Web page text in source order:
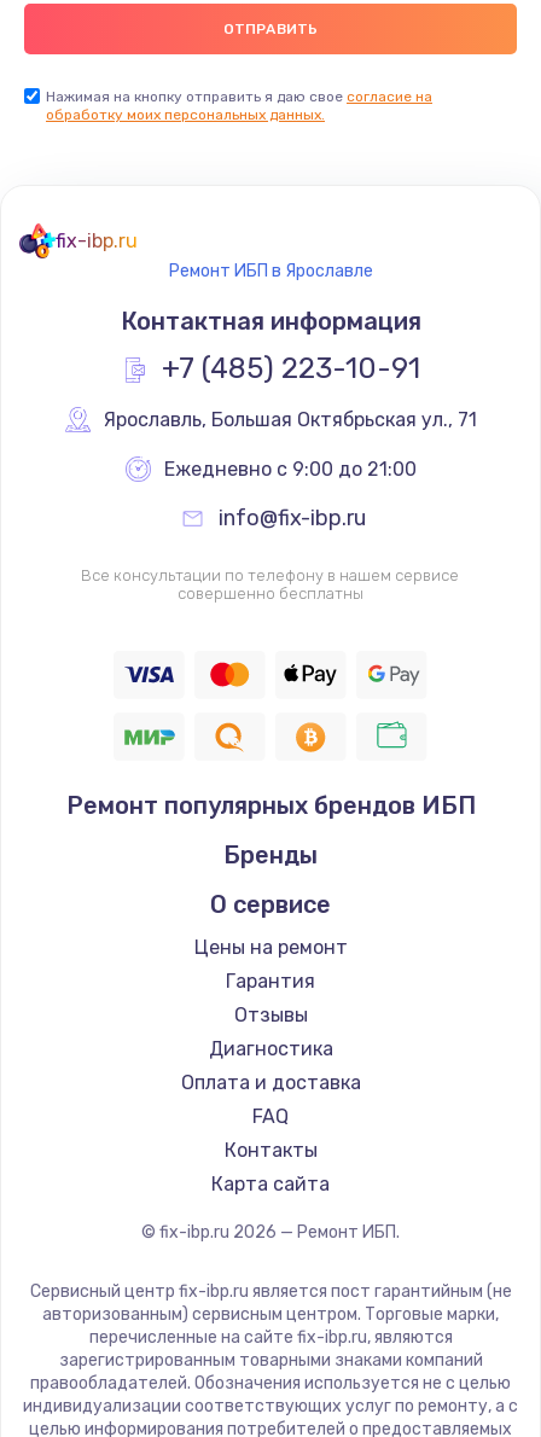
Нажимая на кнопку отправить я даю свое согласие на
обработку моих персональных данных.
fix-ibp.ru
Ремонт ИБП в Ярославле
Контактная информация
+7 (485) 223-10-91
Ярославль, Большая Октябрьская ул., 71
Ежедневно с 9:00 до 21:00
info@fix-ibp.ru
Все консультации по телефону в нашем сервисе
совершенно бесплатны
Ремонт популярных брендов ИБП
Бренды
О сервисе
Цены на ремонт
Гарантия
Отзывы
Диагностика
Оплата и доставка
FAQ
Контакты
Карта сайта
© fix-ibp.ru 2026 — Ремонт ИБП.
Сервисный центр fix-ibp.ru является пост гарантийным (не
авторизованным) сервисным центром. Торговые марки,
перечисленные на сайте fix-ibp.ru, являются
зарегистрированным товарными знаками компаний
правообладателей. Обозначения используется не с целью
индивидуализации соответствующих услуг по ремонту, а с
целью информирования потребителей о предоставляемых